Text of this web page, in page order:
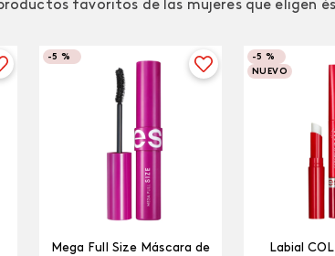
favoritos de las mujeres que eligen
-5 %
Mega Full Size Máscara de
-5 %
NUEVO
Labial